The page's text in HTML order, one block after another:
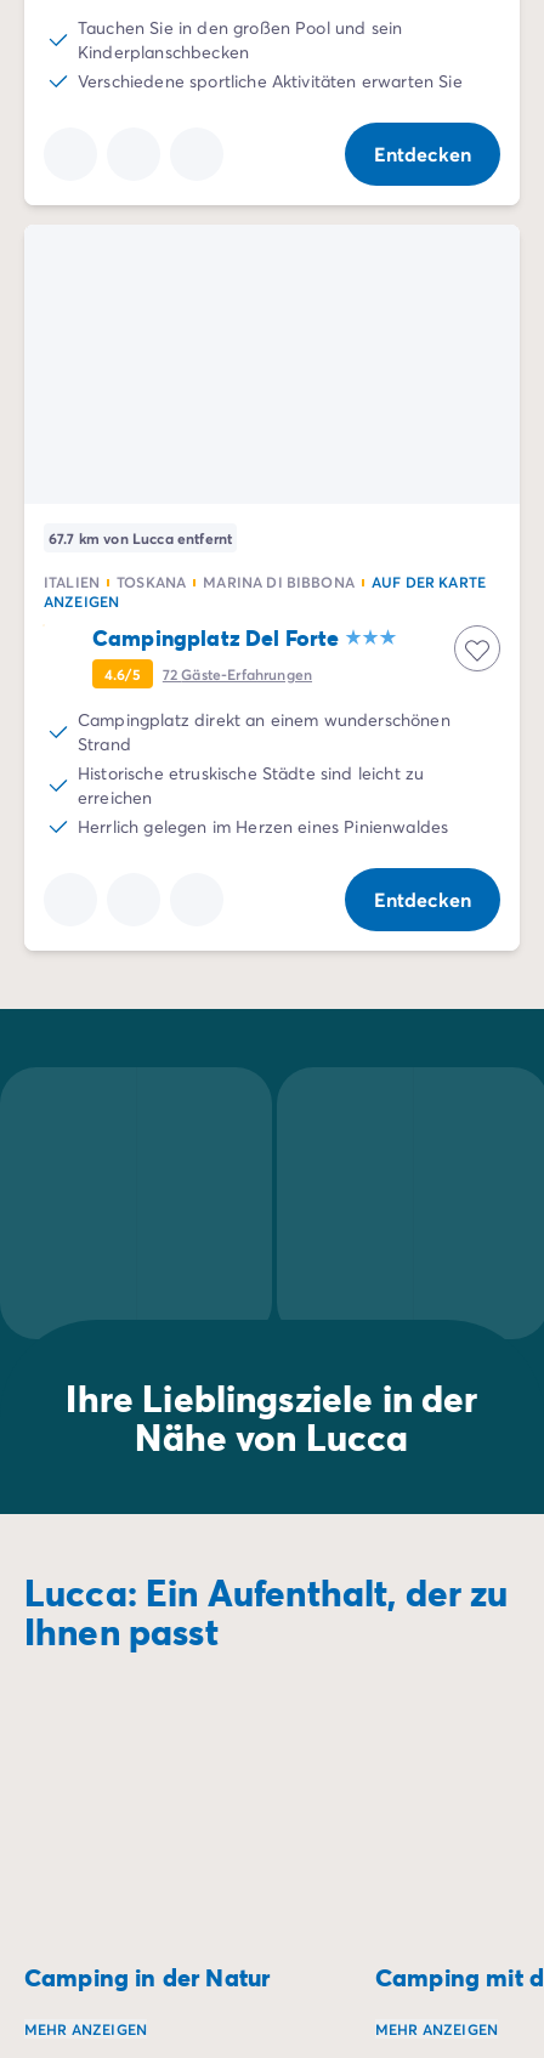
Tauchen Sie in den großen Pool und sein
Kinderplanschbecken
Verschiedene sportliche Aktivitäten erwarten Sie
Entdecken
67.7 km von Lucca entfernt
ITALIEN TOSKANA MARINA DI BIBBONA
AUF DER KARTE
ANZEIGEN
Campingplatz Del Forte
4.6/5 72Gäste-Erfahrungen
Campingplatz direkt an einem wunderschönen
Strand
Historische etruskische Städte sind leicht zu
erreichen
Herrlich gelegen im Herzen eines Pinienwaldes
Entdecken
Ihre Lieblingsziele in der
Nähe von Lucca
Lucca: Ein Aufenthalt, der zu
Ihnen passt
Camping in der Natur
MEHR ANZEIGEN
Camping mit
MEHR ANZEIGEN